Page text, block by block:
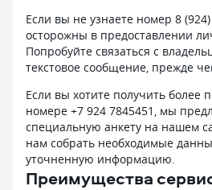
Если вы не узнаете номер 8
осторожны в предоставлении
Попробуйте связаться с
текстовое сообщение, прежде
Если вы хотите получить
номере +7 924 7845451, мы
специальную анкету на нашем
нам собрать необходимые
уточненную информацию.
Преимущества